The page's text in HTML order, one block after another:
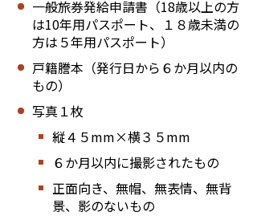
一般旅券発給申請書（18歳以上の方
は10年用パスポート、１８歳未満の
方は５年用パスポート）
戸籍謄本（発行日から６か月以内の
もの）
写真１枚
縦４５mm×横３５mm
６か月以内に撮影されたもの
正面向き、無帽、無表情、無背
景、影のないもの